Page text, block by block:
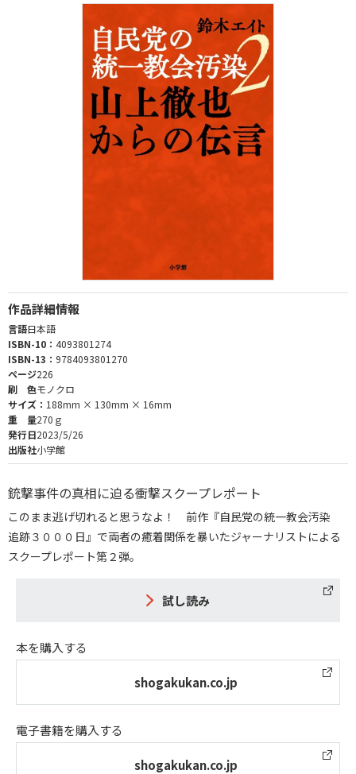
作品詳細情報
言語日本語
ISBN-10： 4093801274
ISBN-13： 9784093801270
ページ226
刷 色モノクロ
サイズ： 188mm × 130mm × 16mm
重 量270ｇ
発行日2023/5/26
出版社小学館
銃撃事件の真相に迫る衝撃スクープレポート
このまま逃げ切れると思うなよ！ 前作『自民党の統一教会汚染
追跡３０００日』で両者の癒着関係を暴いたジャーナリストによる
スクープレポート第２弾。
試し読み
本を購入する
shogakukan.co.jp
電子書籍を購入する
shogakukan.co.jp